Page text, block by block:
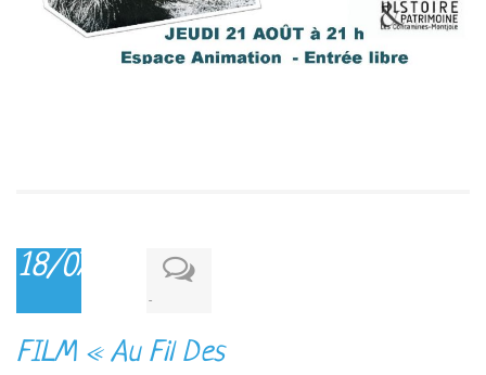
18/07/2016
-
FILM « Au Fil Des